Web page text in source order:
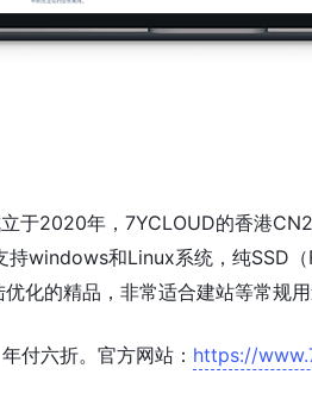
于2020年，7YCLOUD的香港
持windows和Linux系统，纯SSD
化的精品，非常适合建站等常规用
年付六折。官方网站： https://